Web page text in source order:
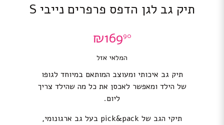
תיק גב לגן הדפס פרפרים נייבי S
₪16990
המלאי אזל
תיק גב איכותי ומעוצב המותאם במיוחד לגופו
של הילד ומאפשר לאכסן את כל מה שהילד צריך
ליום.
תיקי הגב של pick&pack בעל גב ארגונומי,